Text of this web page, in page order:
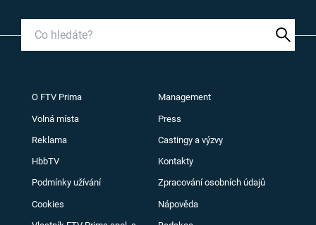
O FTV Prima Management
Volná místa Press
Reklama Castingy a výzvy
HbbTV Kontakty
Podmínky užívání Zpracování osobních údajů
Cookies Nápověda